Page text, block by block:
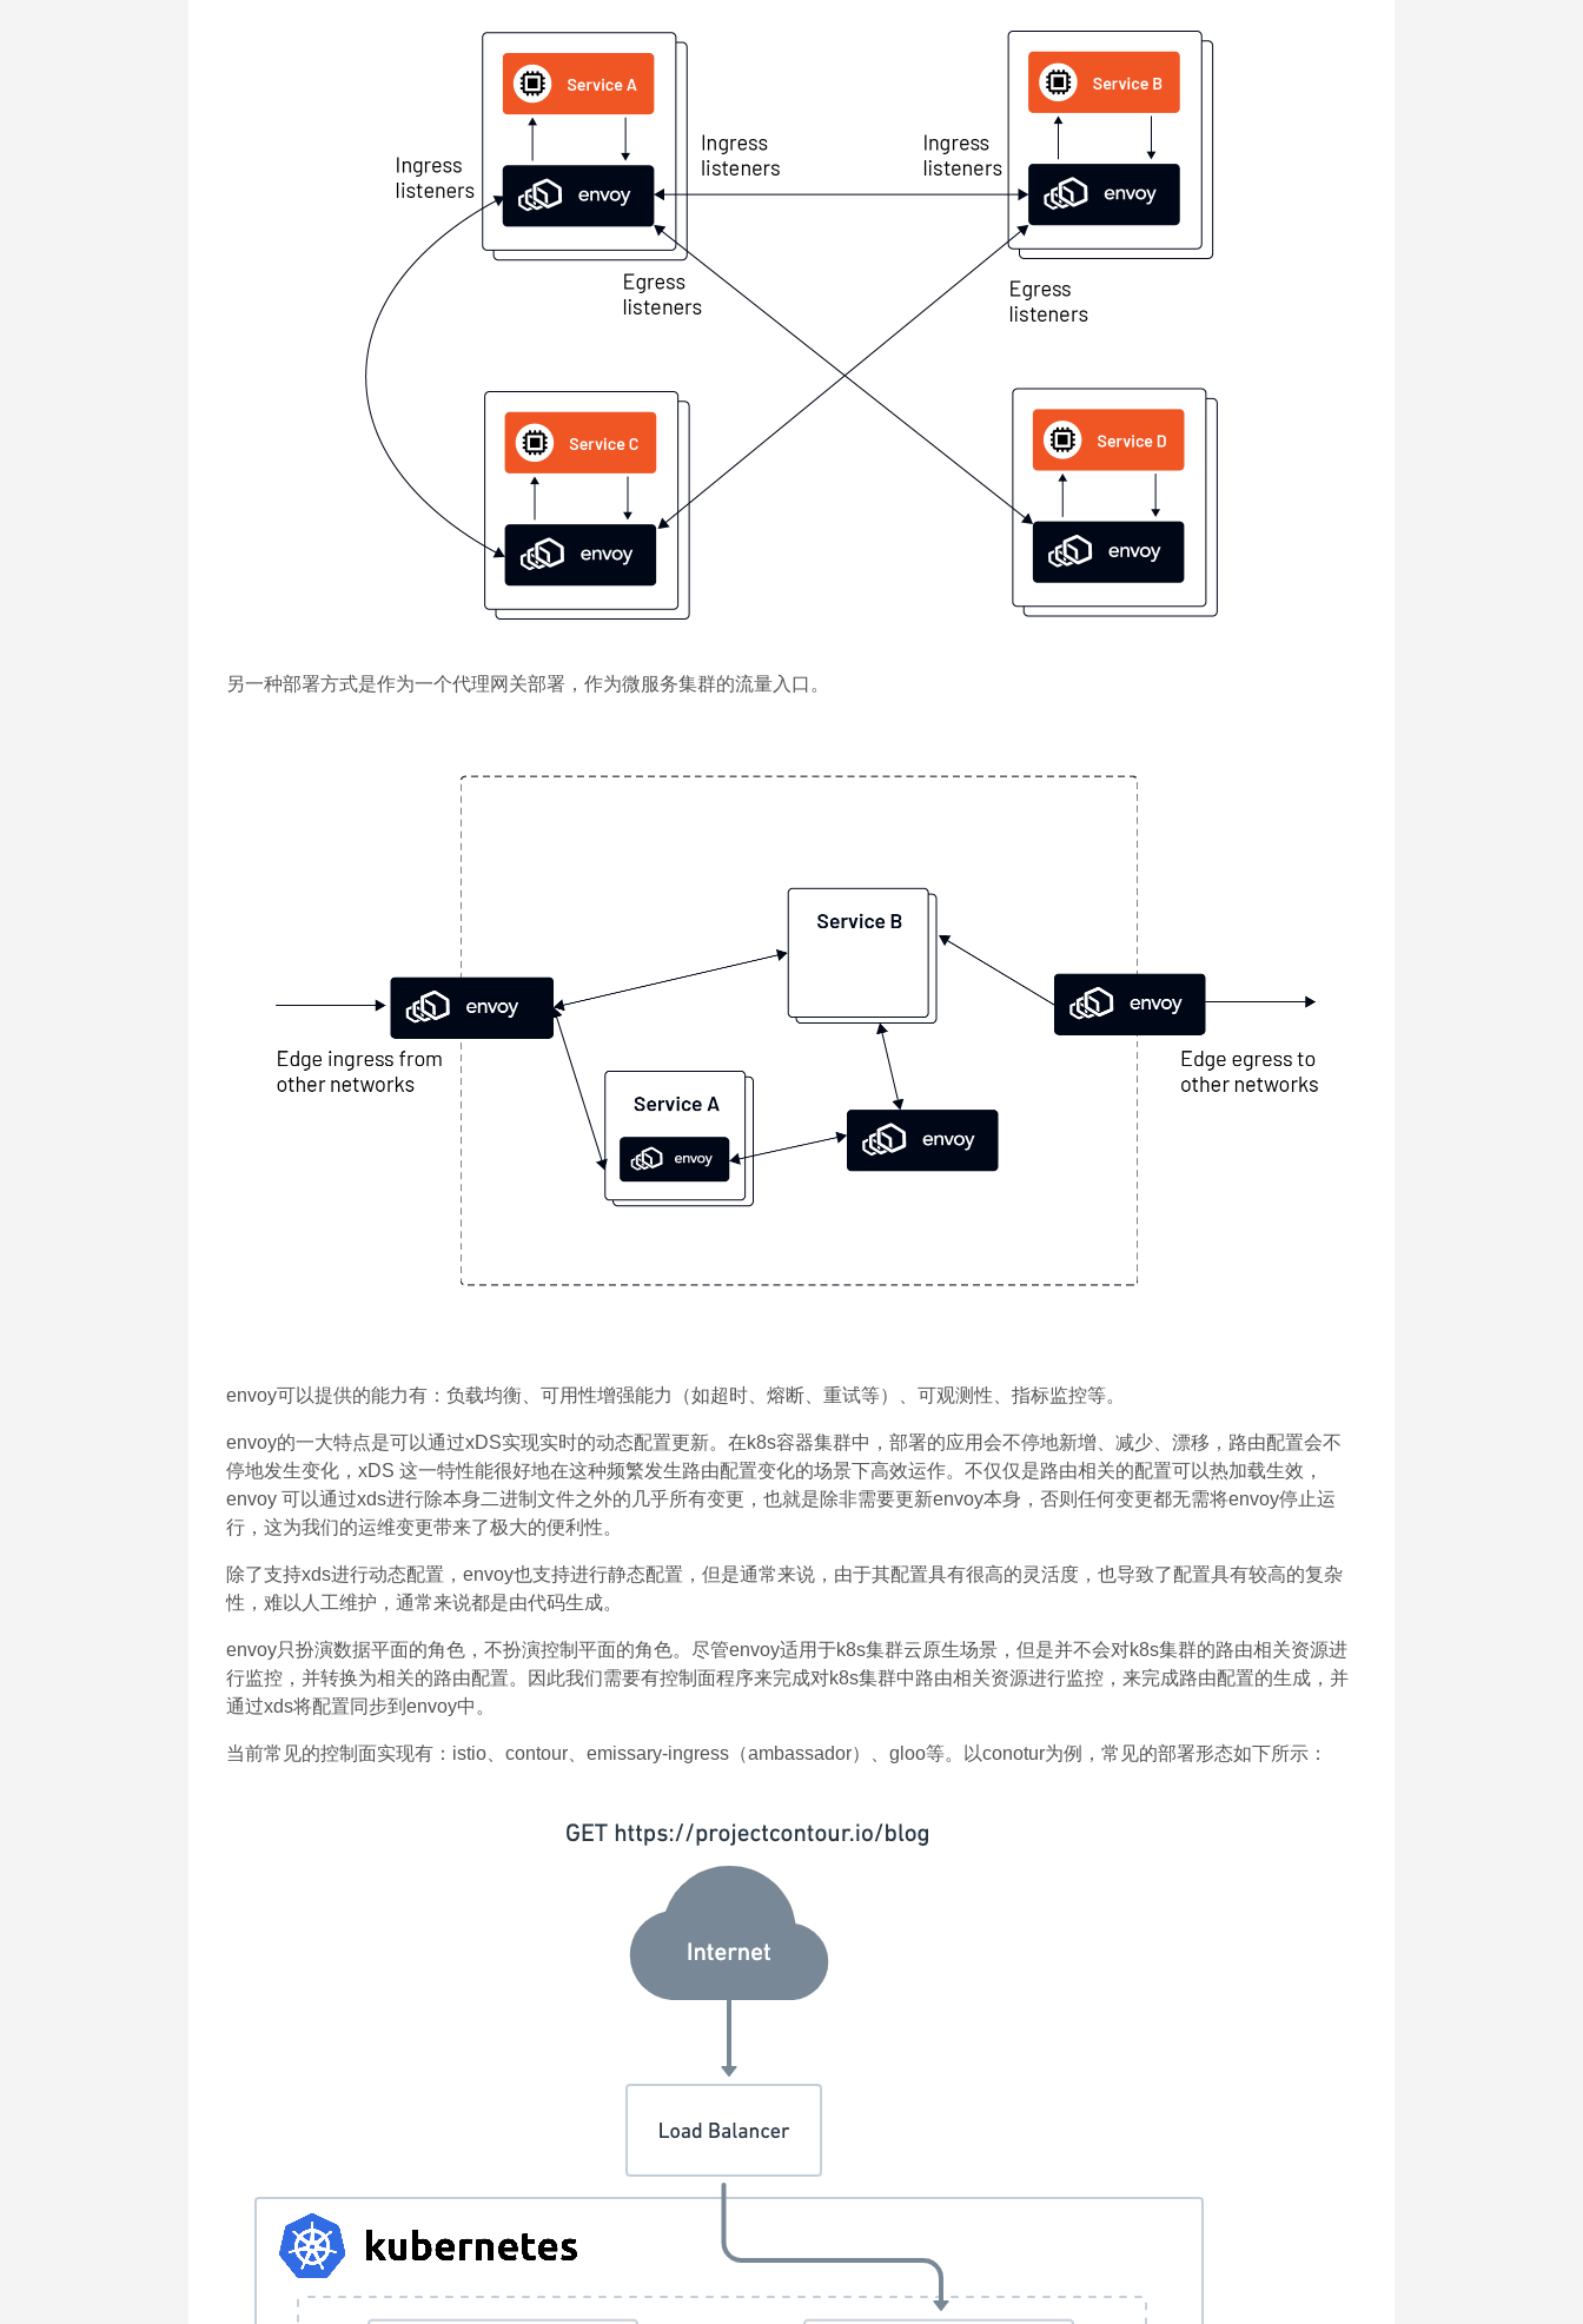
另一种部署方式是作为一个代理网关部署，作为微服务集群的流量入口。
envoy可以提供的能力有：负载均衡、可用性增强能力（如超时、熔断、重试等）、可观测性、指标监控等。
envoy的一大特点是可以通过xDS实现实时的动态配置更新。在k8s容器集群中，部署的应用会不停地新增、减少、漂移，路由配置会不
停地发生变化，xDS 这一特性能很好地在这种频繁发生路由配置变化的场景下高效运作。不仅仅是路由相关的配置可以热加载生效，
envoy 可以通过xds进行除本身二进制文件之外的几乎所有变更，也就是除非需要更新envoy本身，否则任何变更都无需将envoy停止运
行，这为我们的运维变更带来了极大的便利性。
除了支持xds进行动态配置，envoy也支持进行静态配置，但是通常来说，由于其配置具有很高的灵活度，也导致了配置具有较高的复杂
性，难以人工维护，通常来说都是由代码生成。
envoy只扮演数据平面的角色，不扮演控制平面的角色。尽管envoy适用于k8s集群云原生场景，但是并不会对k8s集群的路由相关资源进
行监控，并转换为相关的路由配置。因此我们需要有控制面程序来完成对k8s集群中路由相关资源进行监控，来完成路由配置的生成，并
通过xds将配置同步到envoy中。
当前常见的控制面实现有：istio、contour、emissary-ingress（ambassador）、gloo等。以conotur为例，常见的部署形态如下所示：